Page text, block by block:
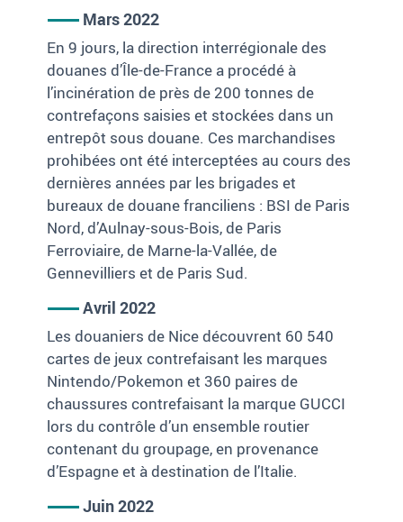
Mars 2022
En 9 jours, la direction interrégionale des
douanes d’Île-de-France a procédé à
l’incinération de près de 200 tonnes de
contrefaçons saisies et stockées dans un
entrepôt sous douane. Ces marchandises
prohibées ont été interceptées au cours des
dernières années par les brigades et
bureaux de douane franciliens : BSI de Paris
Nord, d’Aulnay-sous-Bois, de Paris
Ferroviaire, de Marne-la-Vallée, de
Gennevilliers et de Paris Sud.
Avril 2022
Les douaniers de Nice découvrent 60 540
cartes de jeux contrefaisant les marques
Nintendo/Pokemon et 360 paires de
chaussures contrefaisant la marque GUCCI
lors du contrôle d’un ensemble routier
contenant du groupage, en provenance
d’Espagne et à destination de l’Italie.
Juin 2022